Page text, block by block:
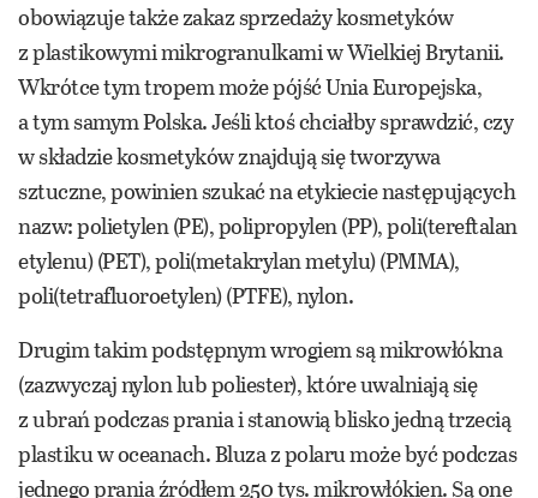
obowiązuje także zakaz sprzedaży kosmetyków
z plastikowymi mikrogranulkami w Wielkiej Brytanii.
Wkrótce tym tropem może pójść Unia Europejska,
a tym samym Polska. Jeśli ktoś chciałby sprawdzić, czy
w składzie kosmetyków znajdują się tworzywa
sztuczne, powinien szukać na etykiecie następujących
nazw: polietylen (PE), polipropylen (PP), poli(tereftalan
etylenu) (PET), poli(metakrylan metylu) (PMMA),
poli(tetrafluoroetylen) (PTFE), nylon.
Drugim takim podstępnym wrogiem są mikrowłókna
(zazwyczaj nylon lub poliester), które uwalniają się
z ubrań podczas prania i stanowią blisko jedną trzecią
plastiku w oceanach. Bluza z polaru może być podczas
jednego prania źródłem 250 tys. mikrowłókien. Są one